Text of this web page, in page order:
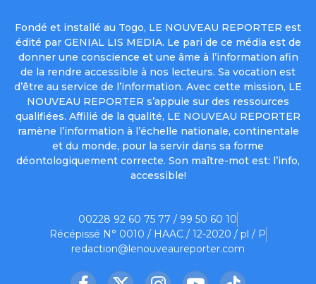
Fondé et installé au Togo, LE NOUVEAU REPORTER est
édité par GENIAL LIS MEDIA. Le pari de ce média est de
donner une conscience et une âme à l’information afin
de la rendre accessible à nos lecteurs. Sa vocation est
d’être au service de l’information. Avec cette mission, LE
NOUVEAU REPORTER s’appuie sur des ressources
qualifiées. Affilié de la qualité, LE NOUVEAU REPORTER
ramène l’information à l’échelle nationale, continentale
et du monde, pour la servir dans sa forme
déontologiquement correcte. Son maître-mot est: l’info,
accessible!
00228 92 60 75 77 / 99 50 60 10
Récépissé N° 0010 / HAAC / 12-2020 / pl / P
redaction@lenouveaureporter.com